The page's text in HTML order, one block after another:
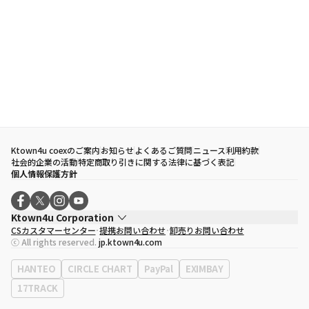
Ktown4u coexのご案内お知らせよくあるご質問ニュース利用約款
社会的企業の活動特定商取り引きに関する法律に基づく表記
個人情報保護方針
Ktown4u Corporation
代表取締役
ソン・ヒョミン
事業者登録番号120-87-71116
eContext
0120-23-7523
事務所住所
ソウル特別市江南区永東大路513、3階(三成洞、coex)
CSカスタマーセンター 提携お問い合わせ 卸売りお問い合わせ
ⓒ All rights reserved. jp.ktown4u.com
HANTEO CIRCLE CHART PayPal
EXIMBAY
17TRACK